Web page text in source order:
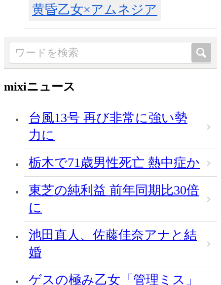
黄昏乙女×アムネジア
mixiニュース
台風13号 再び非常に強い勢
力に
栃木で71歳男性死亡 熱中症か
東芝の純利益 前年同期比30倍
に
池田直人、佐藤佳奈アナと結
婚
ゲスの極み乙女「管理ミス」